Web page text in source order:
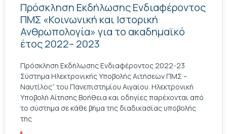
Πρόσκληση Εκδήλωσης Ενδιαφέροντος
ΠΜΣ «Κοινωνική και Ιστορική
Ανθρωπολογία» για το ακαδημαϊκό
έτος 2022– 2023
Πρόσκληση Εκδήλωσης Ενδιαφέροντος 2022-23
Σύστημα Ηλεκτρονικής Υποβολής Αιτήσεων ΠΜΣ –
Ναυτίλος” του Πανεπιστημίου Αιγαίου. Ηλεκτρονική
Υποβολή Αίτησης Βοήθεια και οδηγίες παρέχονται από
το σύστημα σε κάθε βήμα της διαδικασίας υποβολής
της